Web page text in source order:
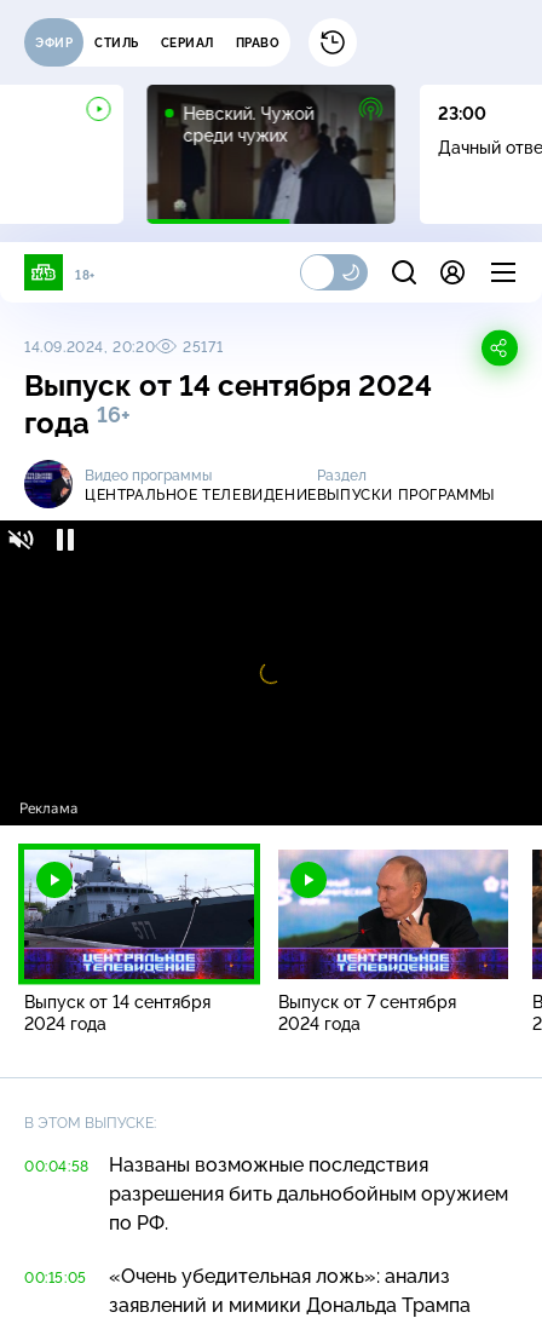
ЭФИР СТИЛЬ СЕРИАЛ ПРАВО
Невский. Чужой
среди чужих
16+
23:00
Дачный
18+
14.09.2024, 20:20 25171
Выпуск от 14 сентября 2024
года 16+
Видео программы
ЦЕНТРАЛЬНОЕ ТЕЛЕВИДЕНИЕ
Раздел
ВЫПУСКИ ПРОГРАММЫ
Видео
проигрыватель
Выпуск от 14 сентября
2024 года
Выпуск от 7 сентября
2024 года
В ЭТОМ ВЫПУСКЕ:
00:04:58
Названы возможные последствия
разрешения бить дальнобойным оружием
по РФ.
00:15:05
«Очень убедительная ложь»: анализ
заявлений и мимики Дональда Трампа